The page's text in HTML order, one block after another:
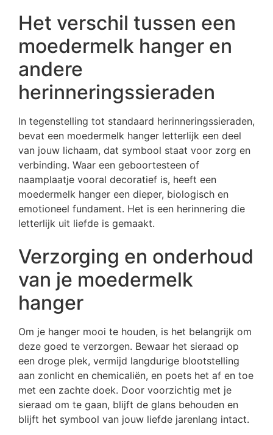
Het verschil tussen een
moedermelk hanger en
andere
herinneringssieraden
In tegenstelling tot standaard herinneringssieraden,
bevat een moedermelk hanger letterlijk een deel
van jouw lichaam, dat symbool staat voor zorg en
verbinding. Waar een geboortesteen of
naamplaatje vooral decoratief is, heeft een
moedermelk hanger een dieper, biologisch en
emotioneel fundament. Het is een herinnering die
letterlijk uit liefde is gemaakt.
Verzorging en onderhoud
van je moedermelk
hanger
Om je hanger mooi te houden, is het belangrijk om
deze goed te verzorgen. Bewaar het sieraad op
een droge plek, vermijd langdurige blootstelling
aan zonlicht en chemicaliën, en poets het af en toe
met een zachte doek. Door voorzichtig met je
sieraad om te gaan, blijft de glans behouden en
blijft het symbool van jouw liefde jarenlang intact.